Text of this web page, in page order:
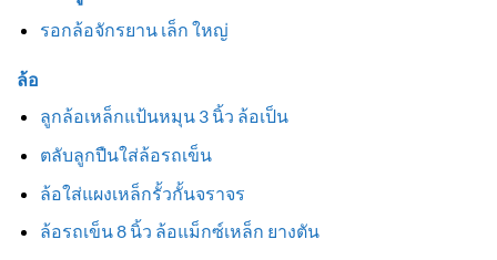
รอกล้อจักรยาน เล็ก ใหญ่
ล้อ
ลูกล้อเหล็กแป้นหมุน 3 นิ้ว ล้อเป็น
ตลับลูกปืนใส่ล้อรถเข็น
ล้อใส่แผงเหล็กรั้วกั้นจราจร
ล้อรถเข็น 8 นิ้ว ล้อแม็กซ์เหล็ก ยางตัน